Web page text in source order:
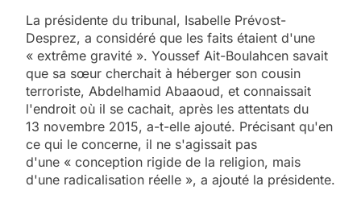
La présidente du tribunal, Isabelle Prévost-
Desprez, a considéré que les faits étaient d'une
« extrême gravité ». Youssef Ait-Boulahcen savait
que sa sœur cherchait à héberger son cousin
terroriste, Abdelhamid Abaaoud, et connaissait
l'endroit où il se cachait, après les attentats du
13 novembre 2015, a-t-elle ajouté. Précisant qu'en
ce qui le concerne, il ne s'agissait pas
d'une « conception rigide de la religion, mais
d'une radicalisation réelle », a ajouté la présidente.